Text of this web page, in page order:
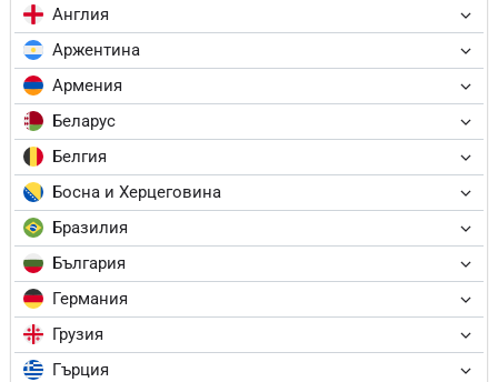
Англия
Аржентина
Армения
Беларус
Белгия
Босна и Херцеговина
Бразилия
България
Германия
Грузия
Гърция